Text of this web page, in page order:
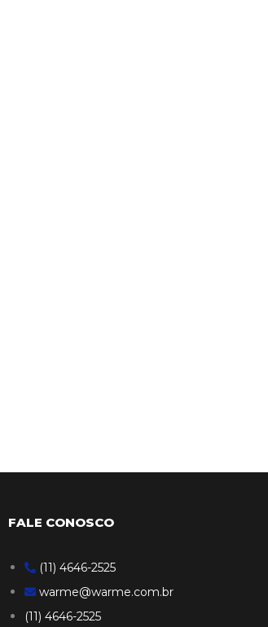
FALE CONOSCO
(11) 4646-2525
warme@warme.com.br
(11) 4646-2525